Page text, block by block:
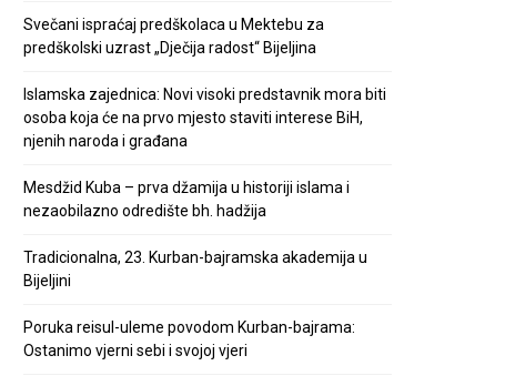
Svečani ispraćaj predškolaca u Mektebu za
predškolski uzrast „Dječija radost“ Bijeljina
Islamska zajednica: Novi visoki predstavnik mora biti
osoba koja će na prvo mjesto staviti interese BiH,
njenih naroda i građana
Mesdžid Kuba – prva džamija u historiji islama i
nezaobilazno odredište bh. hadžija
Tradicionalna, 23. Kurban-bajramska akademija u
Bijeljini
Poruka reisul-uleme povodom Kurban-bajrama:
Ostanimo vjerni sebi i svojoj vjeri